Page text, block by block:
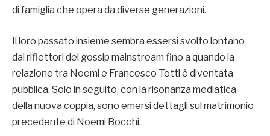
di famiglia che opera da diverse generazioni.
Il loro passato insieme sembra essersi svolto lontano
dai riflettori del gossip mainstream fino a quando la
relazione tra Noemi e Francesco Totti è diventata
pubblica. Solo in seguito, con la risonanza mediatica
della nuova coppia, sono emersi dettagli sul matrimonio
precedente di Noemi Bocchi.